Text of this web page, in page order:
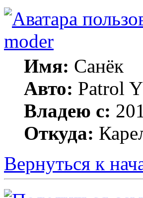
moder
Имя: Санёк
Авто: Patrol
Владею с:
Откуда:
Вернуться к